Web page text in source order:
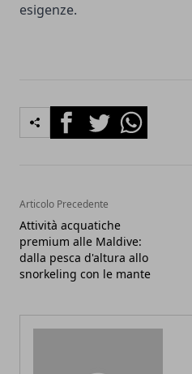
esigenze.
FacebookTwitterWhatsapp
Articolo Precedente
Attività acquatiche
premium alle Maldive:
dalla pesca d'altura allo
snorkeling con le mante